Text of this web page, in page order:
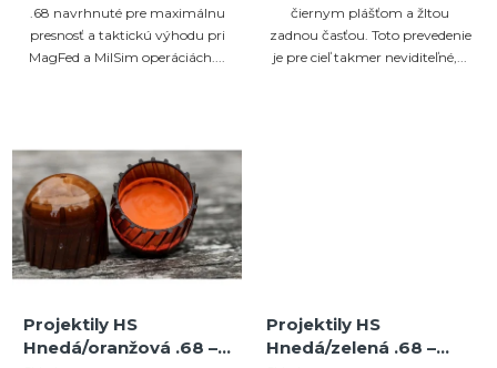
.68 navrhnuté pre maximálnu
presnosť a taktickú výhodu pri
MagFed a MilSim operáciách....
čiernym plášťom a žltou
zadnou časťou. Toto prevedenie
je pre cieľ takmer neviditeľné,...
Projektily HS
Hnedá/oranžová .68 –
Projektily HS
Hnedá/zelená .68 –